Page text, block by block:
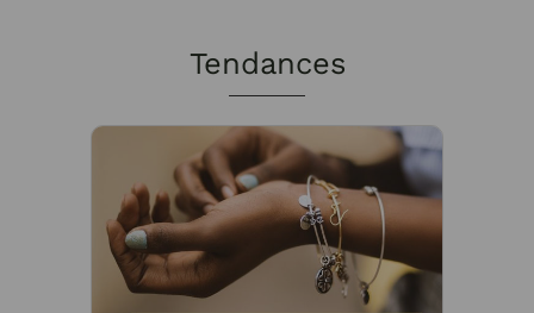
Tendances